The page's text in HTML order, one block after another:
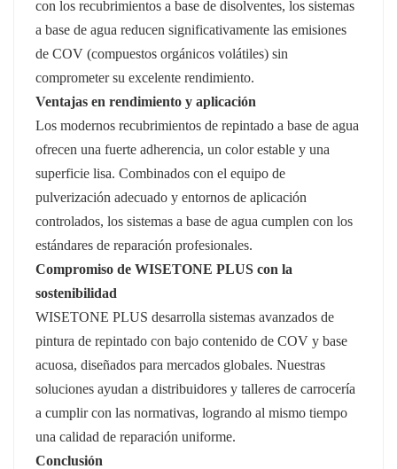
con los recubrimientos a base de disolventes, los sistemas
a base de agua reducen significativamente las emisiones
de COV (compuestos orgánicos volátiles) sin
comprometer su excelente rendimiento.
Ventajas en rendimiento y aplicación
Los modernos recubrimientos de repintado a base de agua
ofrecen una fuerte adherencia, un color estable y una
superficie lisa. Combinados con el equipo de
pulverización adecuado y entornos de aplicación
controlados, los sistemas a base de agua cumplen con los
estándares de reparación profesionales.
Compromiso de WISETONE PLUS con la
sostenibilidad
WISETONE PLUS desarrolla sistemas avanzados de
pintura de repintado con bajo contenido de COV y base
acuosa, diseñados para mercados globales. Nuestras
soluciones ayudan a distribuidores y talleres de carrocería
a cumplir con las normativas, logrando al mismo tiempo
una calidad de reparación uniforme.
Conclusión